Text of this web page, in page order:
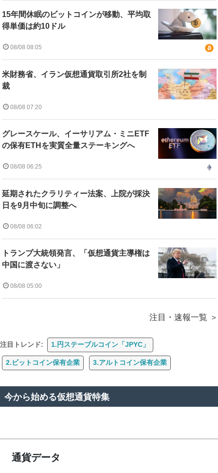
15年間休眠のビットコインが移動、平均取
得単価は約10ドル
08/08 08:05
米財務省、イラン仮想通貨取引所2社を制
裁
08/08 07:20
グレースケール、イーサリアム・ミニETF
の保有ETHを実質全量ステーキングへ
08/08 06:25
延期されたクラリティー法案、上院が採決
日を9月中旬に調整へ
08/08 06:02
トランプ大統領発言、「仮想通貨主導権は
中国に渡さない」
08/08 05:00
注目・速報一覧
注目トレンド: 1.円ステーブルコイン「JPYC」
2.ビットコイン保有企業 3.アルトコイン保有企業
今から始める仮想通貨特集
通貨データ